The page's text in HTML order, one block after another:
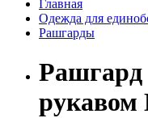
Главная
Одежда для
Рашгарды
Рашгард